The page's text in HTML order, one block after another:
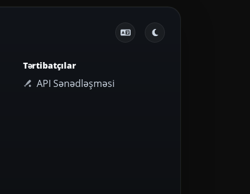
Tərtibatçılar
API Sənədləşməsi